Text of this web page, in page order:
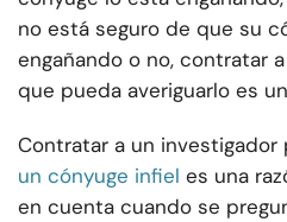
no está seguro de que su
engañando o no, contratar
que pueda averiguarlo es
Contratar a un investigador
un cónyuge infiel es una
en cuenta cuando se